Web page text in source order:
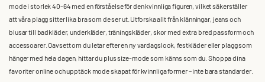
mode i storlek 40-64 med en förståelse för den kvinnliga figuren, vilket säkerställer
att våra plagg sitter lika bra som de ser ut. Utforska allt från klänningar, jeans och
blusar till badkläder, underkläder, träningskläder, skor med extra bred passform och
accessoarer. Oavsett om du letar efter en ny vardagslook, festkläder eller plagg som
hänger med hela dagen, hittar du plus size-mode som känns som du. Shoppa dina
favoriter online och upptäck mode skapat för kvinnliga former – inte bara standarder.